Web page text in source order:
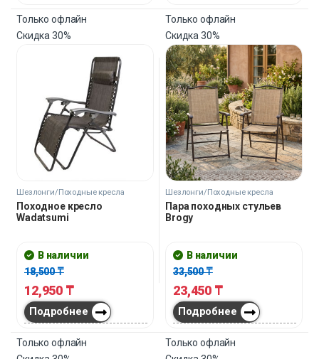
Только офлайн
Скидка30%
Шезлонги/Походные кресла
Походное кресло
Wadatsumi
В наличии
18,500₸
12,950 ₸
Подробнее
Только офлайн
Скидка30%
Шезлонги/Походные кресла
Пара походных стульев
Brogy
В наличии
33,500₸
23,450 ₸
Подробнее
Только офлайн
Только офлайн